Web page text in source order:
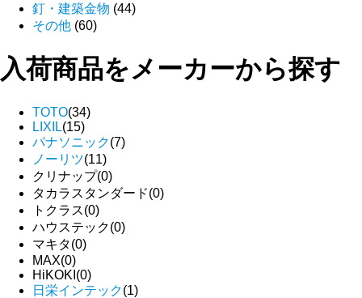
釘・建築金物 (44)
その他 (60)
入荷商品をメーカーから探す
TOTO(34)
LIXIL(15)
パナソニック(7)
ノーリツ(11)
クリナップ(0)
タカラスタンダード(0)
トクラス(0)
ハウステック(0)
マキタ(0)
MAX(0)
HiKOKI (0)
日栄インテック(1)